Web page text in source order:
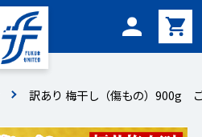
メニュー
訳あり 梅干し（傷もの）900g